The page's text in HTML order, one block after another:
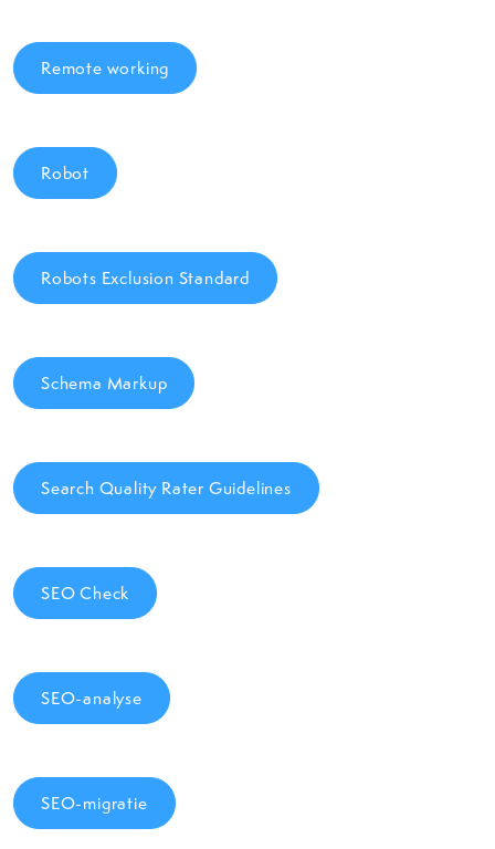
Remote working
Robot
Robots Exclusion Standard
Schema Markup
Search Quality Rater Guidelines
SEO Check
SEO-analyse
SEO-migratie